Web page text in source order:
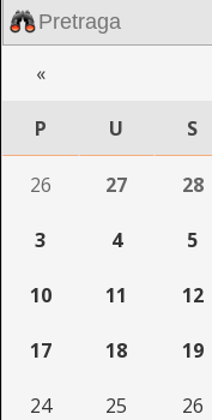
«
P U S
26 27 28
3 4 5
10 11 12
17 18 19
24 25 26